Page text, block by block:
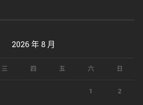
2026 年 8 月
三 四 五 六 日
1 2